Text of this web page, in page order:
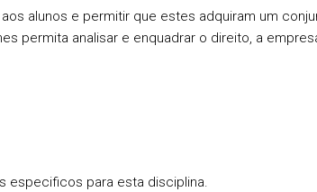
alunos e permitir que estes adquiram um
permita analisar e enquadrar o direito, a
especificos para esta disciplina.